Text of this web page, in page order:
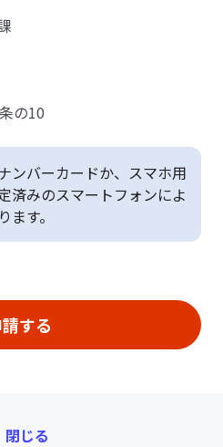
の10
ンバーカードか、スマホ用
済みのスマートフォンによ
す。
閉じる